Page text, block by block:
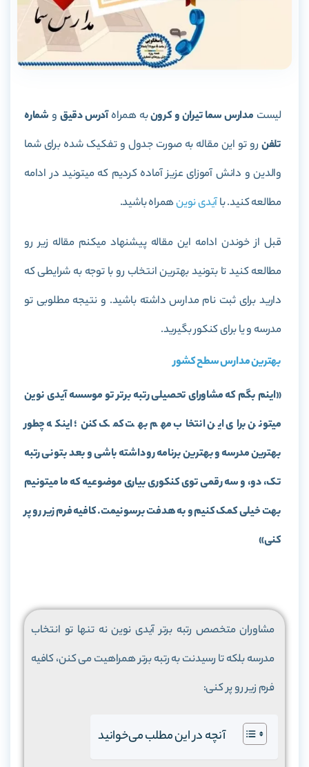
لیست مدارس سما تیران و کرونبه همراهآدرس دقیق و شماره
تلفن رو تو این مقاله به صورت جدول و تفکیک شده برای شما
والدین و دانش آموزای عزیز آماده کردیم که میتونید در ادامه
مطالعه کنید. باآیدی نوینهمراه باشید.
قبل از خوندن ادامه این مقاله پیشنهاد میکنم مقاله زیر رو
مطالعه کنید تا بتونید بهترین انتخاب رو با توجه به شرایطی که
دارید برای ثبت نام مدارس داشته باشید. و نتیجه مطلوبی تو
مدرسه و یا برای کنکور بگیرید.
بهترین مدارس سطح کشور
«اینم بگم که مشاورای تحصیلی رتبه برتر تو موسسه آیدی نوین
میتونن برای این انتخاب مهم بهت کمک کنن؛ اینکه چطور
بهترین مدرسه و بهترین برنامه رو داشته باشی و بعد بتونی رتبه
تک، دو، و سه رقمی توی کنکوری بیاری موضوعیه که ما میتونیم
بهت خیلی کمک کنیم و به هدفت برسونیمت. کافیه فرم زیر رو پر
کنی»
مشاوران متخصص رتبه برتر آیدی نوین نه تنها تو انتخاب
مدرسه بلکه تا رسیدنت به رتبه برتر همراهیت می کنن، کافیه
فرم زیر رو پر کنی:
آنچه در این مطلب می‌خوانید